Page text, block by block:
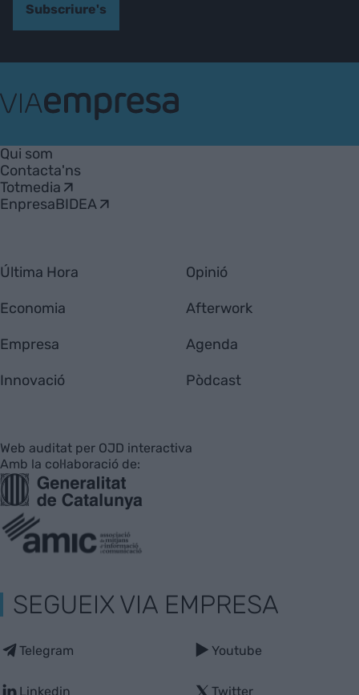
Subscriure's
Empresa
Qui som
Contacta'ns
Totmedia
EnpresaBIDEA
Última Hora
Economia
Empresa
Innovació
Opinió
Afterwork
Agenda
Pòdcast
Web auditat per OJD interactiva
Amb la col·laboració de:
SEGUEIX VIA EMPRESA
Telegram
Linkedin
Youtube
Twitter